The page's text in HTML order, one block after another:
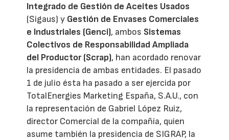
Integrado de Gestión de Aceites Usados
(Sigaus) y Gestión de Envases Comerciales
e Industriales (Genci), ambos Sistemas
Colectivos de Responsabilidad Ampliada
del Productor (Scrap), han acordado renovar
la presidencia de ambas entidades. El pasado
1 de julio ésta ha pasado a ser ejercida por
TotalEnergies Marketing España, S.A.U., con
la representación de Gabriel López Ruiz,
director Comercial de la compañía, quien
asume también la presidencia de SIGRAP, la